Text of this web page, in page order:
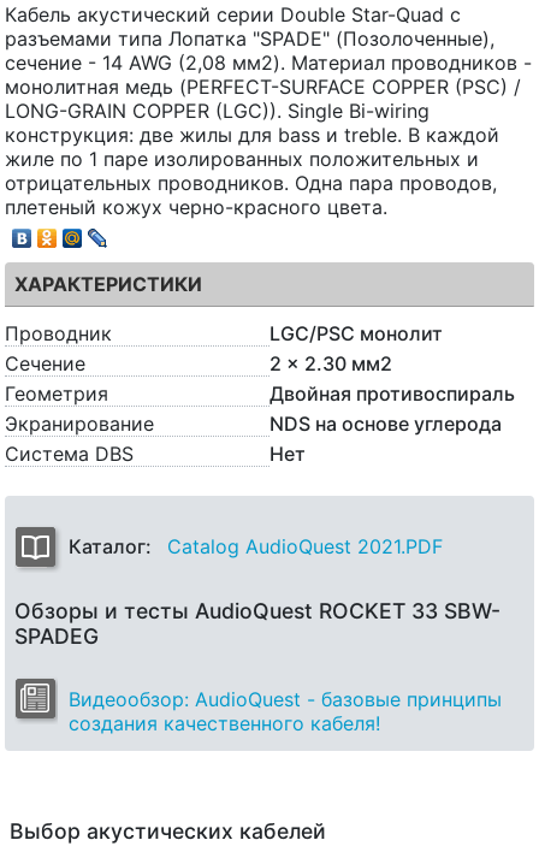
Кабель акустический серии Double Star-Quad с
разъемами типа Лопатка "SPADE" (Позолоченные),
сечение - 14 AWG (2,08 мм2). Материал проводников -
монолитная медь (PERFECT-SURFACE COPPER (PSC) /
LONG-GRAIN COPPER (LGC)). Single Bi-wiring
конструкция: две жилы для bass и treble. В каждой
жиле по 1 паре изолированных положительных и
отрицательных проводников. Одна пара проводов,
плетеный кожух черно-красного цвета.
ХАРАКТЕРИСТИКИ
Проводник
LGC/PSC монолит
Сечение
2 x 2.30 мм2
Геометрия
Двойная противоспираль
Экранирование
NDS на основе углерода
Система DBS
Нет
Каталог: Catalog AudioQuest 2021.PDF
Обзоры и тесты AudioQuest ROCKET 33 SBW-
SPADEG
Видеообзор: AudioQuest - базовые принципы
создания качественного кабеля!
Выбор акустических кабелей